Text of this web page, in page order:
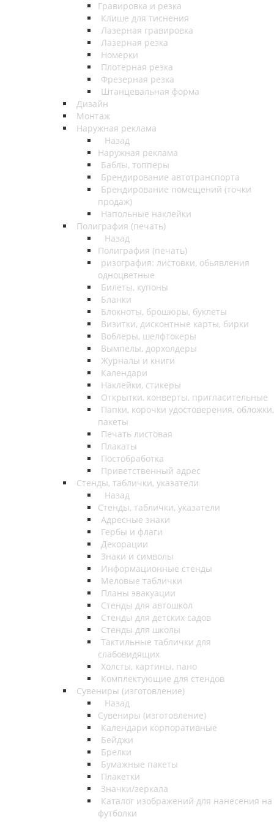
Гравировка и резка
Клише для тиснения
Лазерная гравировка
Лазерная резка
Номерки
Плотерная резка
Фрезерная резка
Штанцевальная форма
Дизайн
Монтаж
Наружная реклама
Назад
Наружная реклама
Баблы, топперы
Брендирование автотранспорта
Брендирование помещений (точки
продаж)
Напольные наклейки
Полиграфия (печать)
Назад
Полиграфия (печать)
ризография: листовки, обьявления
одноцветные
Билеты, купоны
Бланки
Блокноты, брошюры, буклеты
Визитки, дисконтные карты, бирки
Воблеры, шелфтокеры
Вымпелы, дорхолдеры
Журналы и книги
Календари
Наклейки, стикеры
Открытки, конверты, пригласительные
Папки, корочки удостоверения, обложки,
пакеты
Печать листовая
Плакаты
Постобработка
Приветственный адрес
Стенды, таблички, указатели
Назад
Стенды, таблички, указатели
Адресные знаки
Гербы и флаги
Декорации
Знаки и символы
Информационные стенды
Меловые таблички
Планы эвакуации
Стенды для автошкол
Стенды для детских садов
Стенды для школы
Тактильные таблички для
слабовидящих
Холсты, картины, пано
Комплектующие для стендов
Сувениры (изготовление)
Назад
Сувениры (изготовление)
Календари корпоративные
Бейджи
Брелки
Бумажные пакеты
Плакетки
Значки/зеркала
Каталог изображений для нанесения на
футболки